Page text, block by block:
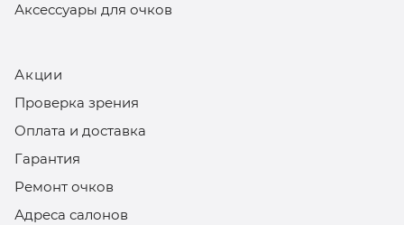
Аксессуары для очков
Акции
Проверка зрения
Оплата и доставка
Гарантия
Ремонт очков
Адреса салонов